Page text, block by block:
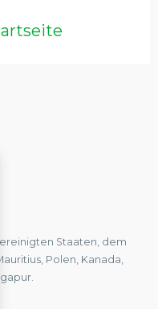
Staaten, dem
Polen, Kanada,